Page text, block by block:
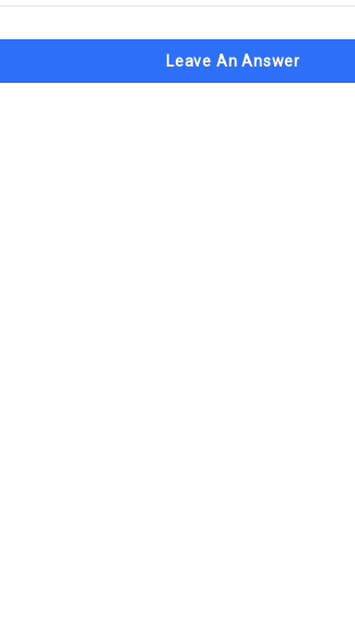
Leave An Answer